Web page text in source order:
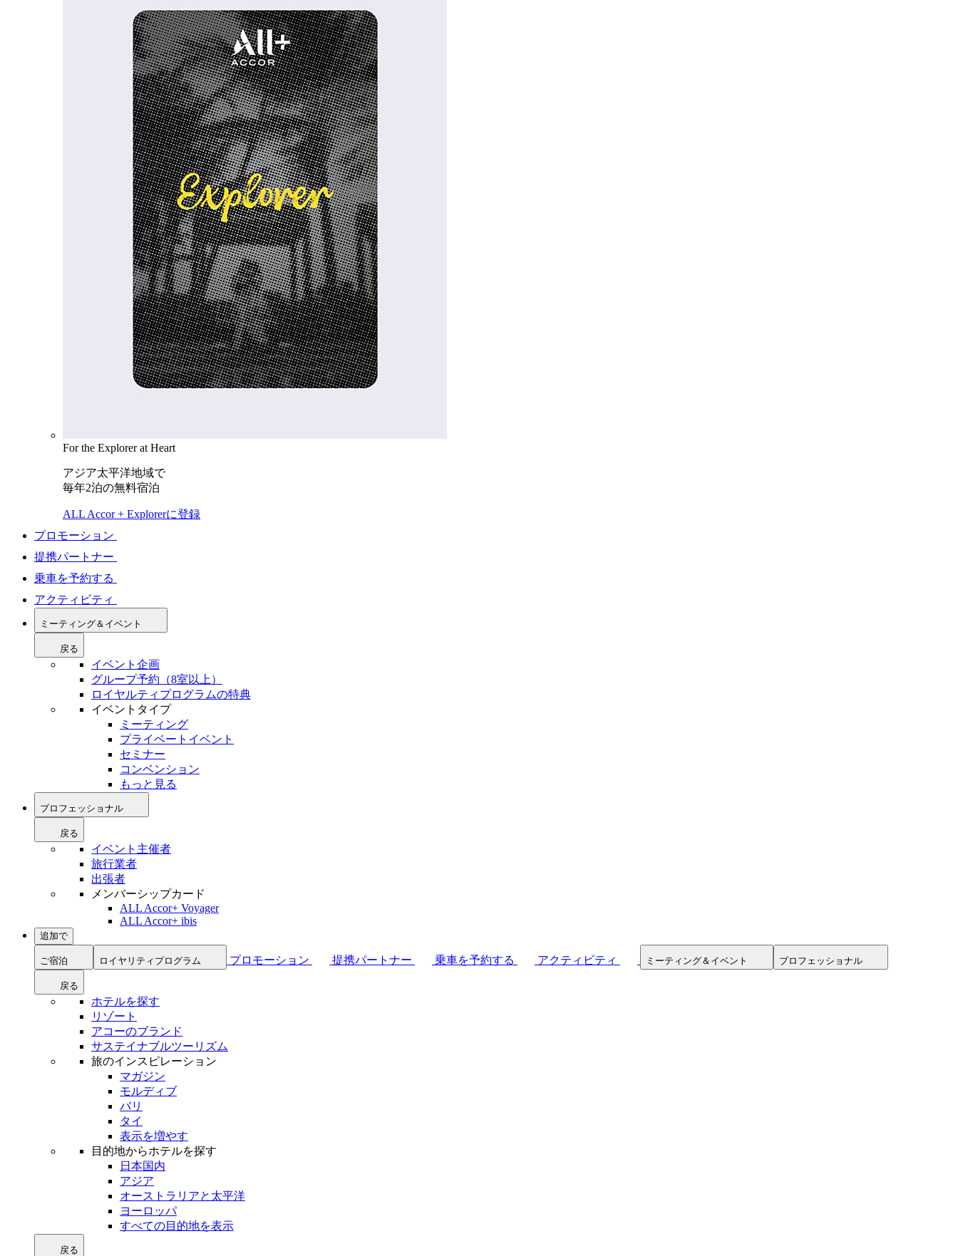
For the Explorer at Heart
アジア太平洋地域で
毎年2泊の無料宿泊
ALL Accor + Explorerに登録
プロモーション
提携パートナー
乗車を予約する
アクティビティ
ミーティング＆イベント
戻る
イベント企画
グループ予約（8室以上）
ロイヤルティプログラムの特典
イベントタイプ
ミーティング
プライベートイベント
セミナー
コンベンション
もっと見る
プロフェッショナル
戻る
イベント主催者
旅行業者
出張者
メンバーシップカード
ALL Accor+ Voyager
ALL Accor+ ibis
追加で
ご宿泊 ロイヤリティプログラム プロモーション 提携パートナー 乗車を予約する アクティビティ ミーティング＆イベント プロフェッショナル
戻る
ホテルを探す
リゾート
アコーのブランド
サステイナブルツーリズム
旅のインスピレーション
マガジン
モルディブ
バリ
タイ
表示を増やす
目的地からホテルを探す
日本国内
アジア
オーストラリアと太平洋
ヨーロッパ
すべての目的地を表示
戻る